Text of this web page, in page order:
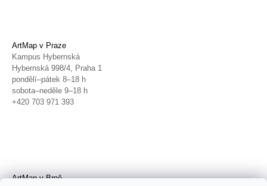
ArtMap v Praze
Kampus Hybernská
Hybernská 998/4, Praha 1
pondělí–pátek 8–18 h
sobota–neděle 9–18 h
+420 703 971 393
ArtMap v Brně